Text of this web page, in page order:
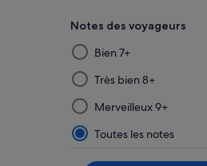
Notes des voyageurs
La
sélection
puis
l’application
d’un
filtre
dans
Bien 7+
Très bien 8+
Merveilleux 9+
Toutes les notes